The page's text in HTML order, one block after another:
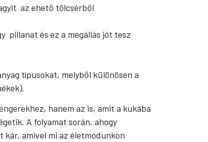
az ehető tölcsérből
pillanat és ez a megállás jót tesz
típusokat, melyből különösen a
hanem az is, amit a kukába
A folyamat során, ahogy
amivel mi az életmódunkon